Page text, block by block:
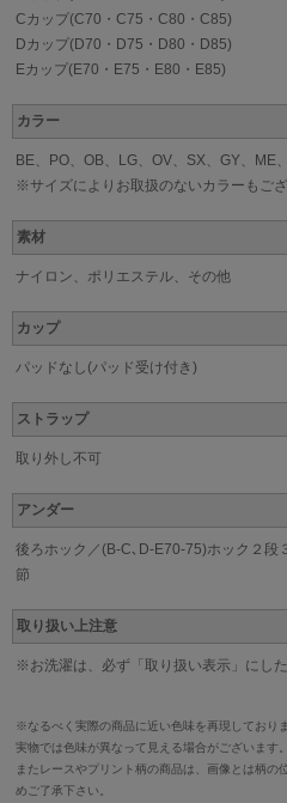
Cカップ(C70・C75・C80・C85)
Dカップ(D70・D75・D80・D85)
Eカップ(E70・E75・E80・E85)
カラー
BE、PO、OB、LG、OV、SX、GY、ME
※サイズによりお取扱のないカラーもご
素材
ナイロン、ポリエステル、その他
カップ
パッドなし(パッド受け付き)
ストラップ
取り外し不可
アンダー
後ろホック／(B-C､D-E70-75)ホック２段
節
取り扱い上注意
※お洗濯は、必ず「取り扱い表示」にした
※なるべく実際の商品に近い色味を再現しており
実物では色味が異なって見える場合がございます。
またレースやプリント柄の商品は、画像とは柄の
めご了承下さい。